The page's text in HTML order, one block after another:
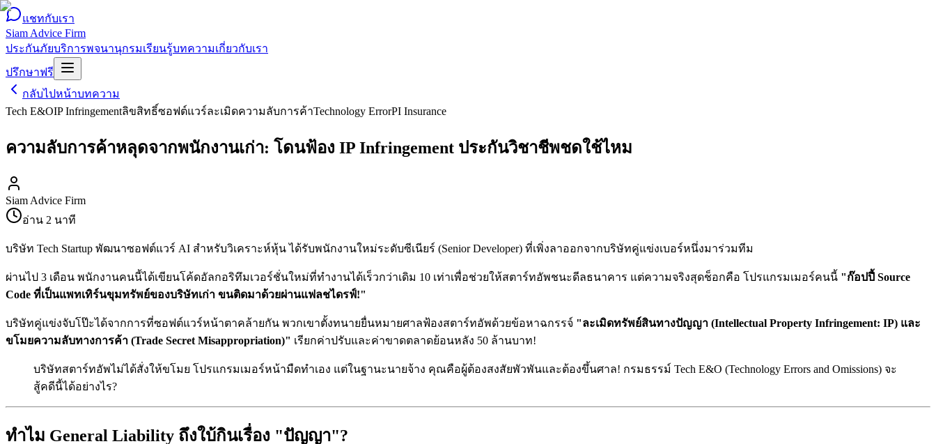
แชทกับเรา
Siam Advice Firm
ประกันภัยบริการพจนานุกรมเรียนรู้บทความเกี่ยวกับเรา
ปรึกษาฟรี
กลับไปหน้าบทความ
Tech E&OIP Infringementลิขสิทธิ์ซอฟต์แวร์ละเมิดความลับการค้าTechnology ErrorPI Insurance
ความลับการค้าหลุดจากพนักงานเก่า: โดนฟ้อง IP Infringement ประกันวิชาชีพชดใช้ไหม
Siam Advice Firm
อ่าน 2 นาที
บริษัท Tech Startup พัฒนาซอฟต์แวร์ AI สำหรับวิเคราะห์หุ้น ได้รับพนักงานใหม่ระดับซีเนียร์ (Senior Developer) ที่เพิ่งลาออกจากบริษัทคู่แข่งเบอร์หนึ่งมาร่วมทีม
ผ่านไป 3 เดือน พนักงานคนนี้ได้เขียนโค้ดอัลกอริทึมเวอร์ชั่นใหม่ที่ทำงานได้เร็วกว่าเดิม 10 เท่าเพื่อช่วยให้สตาร์ทอัพชนะดีลธนาคาร แต่ความจริงสุดช็อกคือ โปรแกรมเมอร์คนนี้ "ก๊อปปี้ Source
Code ที่เป็นแพทเทิร์นขุมทรัพย์ของบริษัทเก่า ขนติดมาด้วยผ่านแฟลชไดรฟ์!"
บริษัทคู่แข่งจับโป๊ะได้จากการที่ซอฟต์แวร์หน้าตาคล้ายกัน พวกเขาตั้งทนายยื่นหมายศาลฟ้องสตาร์ทอัพด้วยข้อหาฉกรรจ์ "ละเมิดทรัพย์สินทางปัญญา (Intellectual Property Infringement: IP) และ
ขโมยความลับทางการค้า (Trade Secret Misappropriation)" เรียกค่าปรับและค่าขาดตลาดย้อนหลัง 50 ล้านบาท!
บริษัทสตาร์ทอัพไม่ได้สั่งให้ขโมย โปรแกรมเมอร์หน้ามืดทำเอง แต่ในฐานะนายจ้าง คุณคือผู้ต้องสงสัยพัวพันและต้องขึ้นศาล! กรมธรรม์ Tech E&O (Technology Errors and Omissions) จะ
สู้คดีนี้ได้อย่างไร?
ทำไม General Liability ถึงใบ้กินเรื่อง "ปัญญา"?